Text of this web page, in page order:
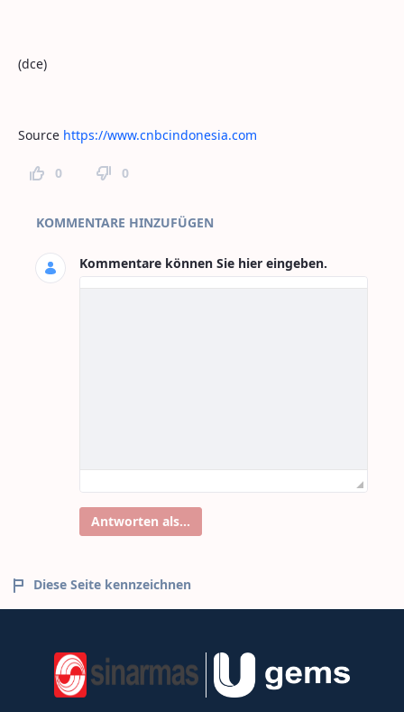
(dce)
Source https://www.cnbcindonesia.com
0 0
Seitenkommentare
KOMMENTARE HINZUFÜGEN
Kommentare können Sie hier eingeben.
Antworten als...
Diese Seite kennzeichnen